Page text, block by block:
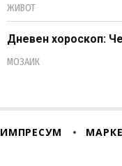
ЖИВОТ
Дневен хороскоп:
МОЗАИК
ИМПРЕСУМ